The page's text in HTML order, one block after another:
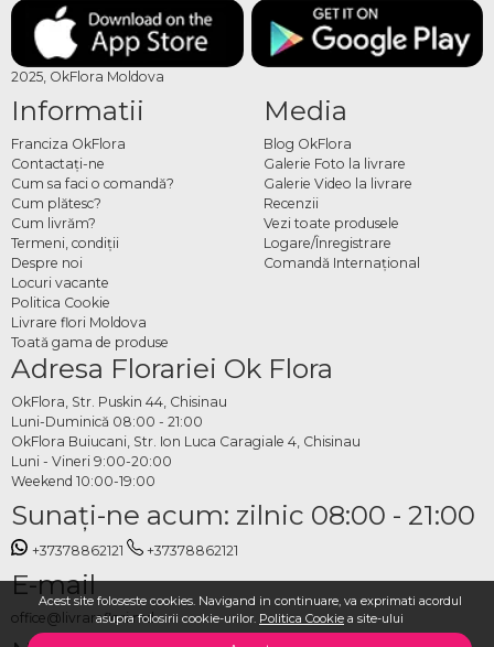
Acest site foloseste cookies. Navigand in continuare, va exprimati acordul
asupra folosirii cookie-urilor. Politica Cookie a site-ului
2025, OkFlora Moldova
Informatii
Franciza OkFlora
Contactaţi-ne
Cum sa faci o comandă?
Cum plătesc?
Cum livrăm?
Termeni, condiţii
Despre noi
Locuri vacante
Politica Cookie
Livrare flori Moldova
Toată gama de produse
Media
Blog OkFlora
Galerie Foto la livrare
Galerie Video la livrare
Recenzii
Vezi toate produsele
Logare/Înregistrare
Comandă Internațional
Adresa Florariei Ok Flora
OkFlora, Str. Puskin 44, Chisinau
Luni-Duminică 08:00 - 21:00
OkFlora Buiucani, Str. Ion Luca Caragiale 4, Chisinau
Luni - Vineri 9:00-20:00
Weekend 10:00-19:00
Sunaţi-ne acum: zilnic 08:00 - 21:00
+37378862121 +37378862121
E-mail
office@livrareflori.md